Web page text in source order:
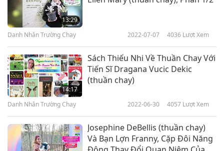
13:29
Danh Nhân Trường Chay 2022-07-07 4036 Lượt Xem
14:17
Sách Thiếu Nhi Về Thuần Chay Với
Tiến Sĩ Dragana Vucic Dekic
(thuần chay)
Danh Nhân Trường Chay 2022-06-30 4057 Lượt Xem
Josephine DeBellis (thuần chay)
Và Bạn Lợn Franny, Cặp Đôi Năng